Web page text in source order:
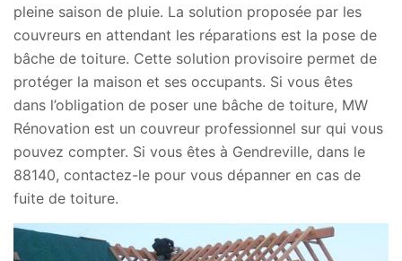
pleine saison de pluie. La solution proposée par les
couvreurs en attendant les réparations est la pose de
bâche de toiture. Cette solution provisoire permet de
protéger la maison et ses occupants. Si vous êtes
dans l’obligation de poser une bâche de toiture, MW
Rénovation est un couvreur professionnel sur qui vous
pouvez compter. Si vous êtes à Gendreville, dans le
88140, contactez-le pour vous dépanner en cas de
fuite de toiture.